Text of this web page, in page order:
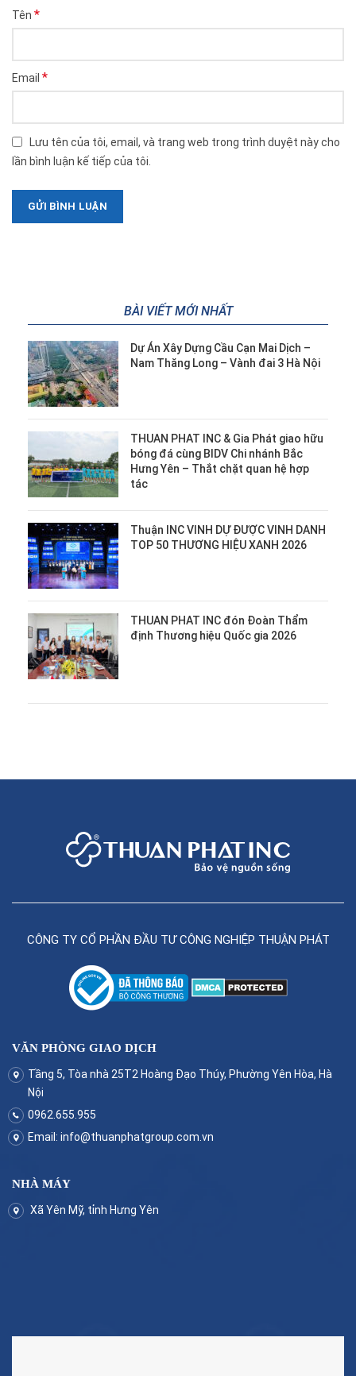
Tên *
Email *
Lưu tên của tôi, email, và trang web trong trình duyệt này cho
lần bình luận kế tiếp của tôi.
BÀI VIẾT MỚI NHẤT
Dự Án Xây Dựng Cầu Cạn Mai Dịch –
Nam Thăng Long – Vành đai 3 Hà Nội
THUAN PHAT INC & Gia Phát giao hữu
bóng đá cùng BIDV Chi nhánh Bắc
Hưng Yên – Thắt chặt quan hệ hợp
tác
Thuận INC VINH DỰ ĐƯỢC VINH DANH
TOP 50 THƯƠNG HIỆU XANH 2026
THUAN PHAT INC đón Đoàn Thẩm
định Thương hiệu Quốc gia 2026
CÔNG TY CỔ PHẦN ĐẦU TƯ CÔNG NGHIỆP THUẬN PHÁT
VĂN PHÒNG GIAO DỊCH
Tầng 5, Tòa nhà 25T2 Hoàng Đạo Thúy, Phường Yên Hòa, Hà
Nội
0962.655.955
Email: info@thuanphatgroup.com.vn
NHÀ MÁY
Xã Yên Mỹ, tỉnh Hưng Yên